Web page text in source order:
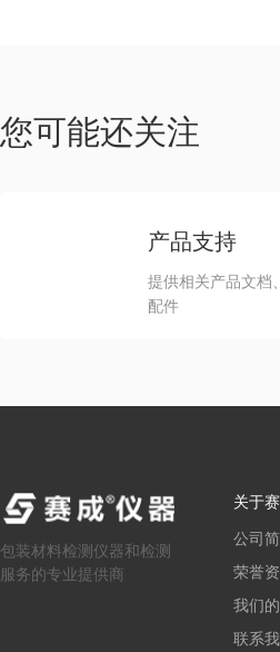
您可能还关注
产品支持
提供相关产品文档
配件
包装材料检测仪器和检测
服务的专业提供商
关于
公司
荣誉
我们
联系